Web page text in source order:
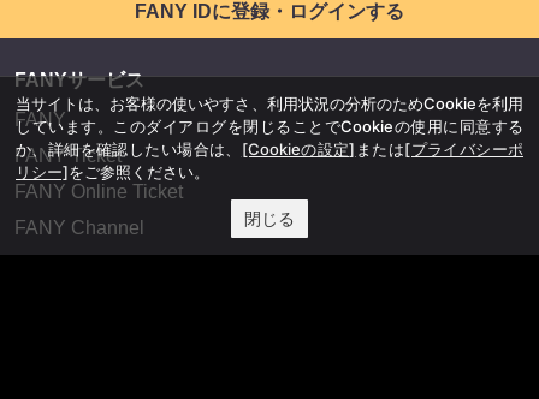
FANY IDに登録・ログインする
FANYサービス
FANY
FANY Ticket
FANY Online Ticket
FANY Channel
当サイトは、お客様の使いやすさ、利用状況の分析のためCookieを利用
しています。このダイアログを閉じることでCookieの使用に同意する
か、詳細を確認したい場合は、 [Cookieの設定] または[プライバシーポ
リシー]をご参照ください。
閉じる